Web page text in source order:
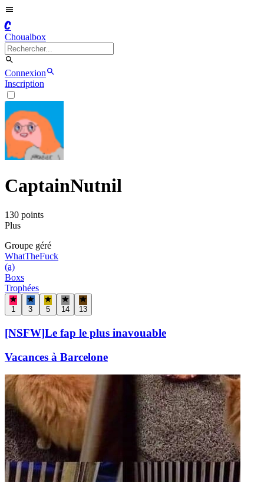
C
Choualbox
Connexion
Inscription
CaptainNutnil
130 points
Plus
Groupe géré
WhatTheFuck
(a)
Boxs
Trophées
1 3 5 14 13
[NSFW]Le fap le plus inavouable
Vacances à Barcelone